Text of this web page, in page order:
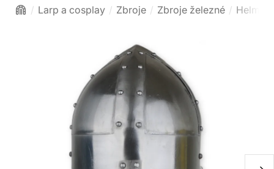
Larp a cosplay Zbroje Zbroje železné Helmy